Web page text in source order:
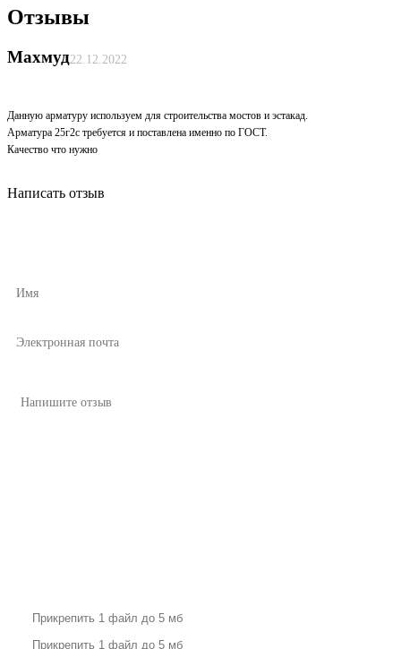
Отзывы
Махмуд22.12.2022
Данную арматуру используем для строительства мостов и эстакад.
Арматура 25г2с требуется и поставлена именно по ГОСТ.
Качество что нужно
Написать отзыв